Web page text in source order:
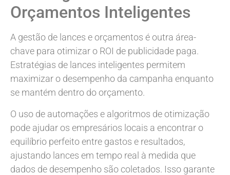
Orçamentos Inteligentes
A gestão de lances e orçamentos é outra área-
chave para otimizar o ROI de publicidade paga.
Estratégias de lances inteligentes permitem
maximizar o desempenho da campanha enquanto
se mantém dentro do orçamento.
O uso de automações e algoritmos de otimização
pode ajudar os empresários locais a encontrar o
equilíbrio perfeito entre gastos e resultados,
ajustando lances em tempo real à medida que
dados de desempenho são coletados. Isso garante